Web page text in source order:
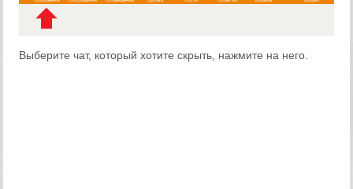
Выберите чат, который хотите скрыть, нажмите на него.